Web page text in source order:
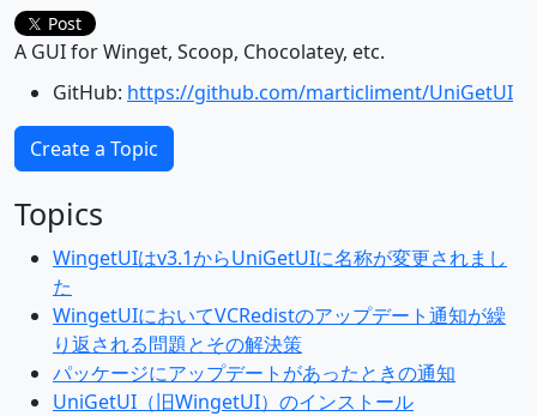
Post
A GUI for Winget, Scoop, Chocolatey, etc.
GitHub: https://github.com/marticliment/UniGetUI
Create a Topic
Topics
WingetUIはv3.1からUniGetUIに名称が変更されまし
た
WingetUIにおいてVCRedistのアップデート通知が繰
り返される問題とその解決策
パッケージにアップデートがあったときの通知
UniGetUI（旧WingetUI）のインストール